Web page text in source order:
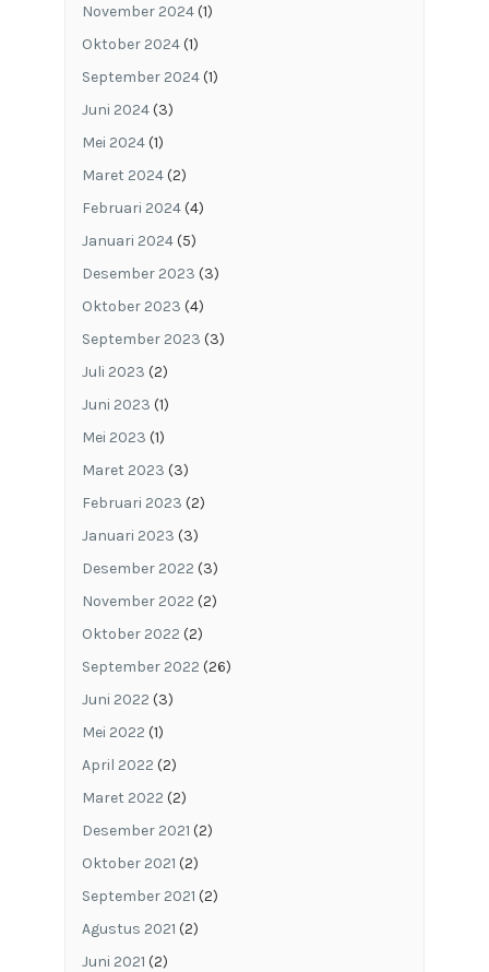
November 2024(1)
Oktober 2024(1)
September 2024(1)
Juni 2024(3)
Mei 2024(1)
Maret 2024(2)
Februari 2024(4)
Januari 2024(5)
Desember 2023 (3)
Oktober 2023 (4)
September 2023 (3)
Juli 2023 (2)
Juni 2023 (1)
Mei 2023 (1)
Maret 2023 (3)
Februari 2023 (2)
Januari 2023 (3)
Desember 2022 (3)
November 2022 (2)
Oktober 2022 (2)
September 2022 (26)
Juni 2022 (3)
Mei 2022 (1)
April 2022 (2)
Maret 2022 (2)
Desember 2021 (2)
Oktober 2021 (2)
September 2021 (2)
Agustus 2021 (2)
Juni 2021 (2)